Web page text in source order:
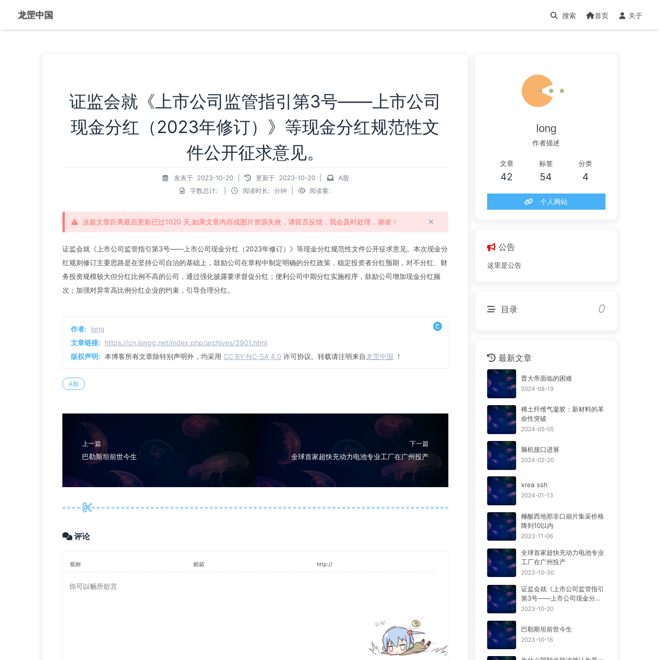
龙罡中国 首页 关于
证监会就《上市公司监管指引第3号——上市公司
现金分红（2023年修订）》等现金分红规范性文
件公开征求意见。
发表于 2023-10-20 更新于 2023-10-20
A股
字数总计:
阅读时长: 分钟 阅读量:
这篇文章距离最后更新已过1020 天,如果文章内容或图片资源失效，请留言反馈，我会及时处理，谢谢！
证监会就《上市公司监管指引第3号——上市公司现金分红（2023年修订）》等现金分红规范性文件公开征求意见。本次现金分
红规则修订主要思路是在坚持公司自治的基础上，鼓励公司在章程中制定明确的分红政策，稳定投资者分红预期，对不分红、财
务投资规模较大但分红比例不高的公司，通过强化披露要求督促分红；便利公司中期分红实施程序，鼓励公司增加现金分红频
次；加强对异常高比例分红企业的约束，引导合理分红。
作者: long
文章链接: https://cn.longg.net/index.php/archives/3901.html
版权声明: 本博客所有文章除特别声明外，均采用 CC BY-NC-SA 4.0 许可协议。转载请注明来自龙罡中国 ！
A股
上一篇
巴勒斯坦前世今生
下一篇
全球首家超快充动力电池专业工厂在广州投产
评论
long
作者描述
文章
42
标签
54
分类
4
个人网站
公告
这里是公告
目录 0
最新文章
普大帝面临的困难
2024-08-19
稀土纤维气凝胶：新材料的革
命性突破
2024-05-05
脑机接口进展
2024-02-20
xrea ssh
2024-01-13
橼酸西地那非口崩片集采价格
降到10以内
2023-11-06
全球首家超快充动力电池专业
工厂在广州投产
2023-10-30
证监会就《上市公司监管指引
第3号——上市公司现金分红
（2023年修订）》等现金分
2023-10-20
巴勒斯坦前世今生
2023-10-16